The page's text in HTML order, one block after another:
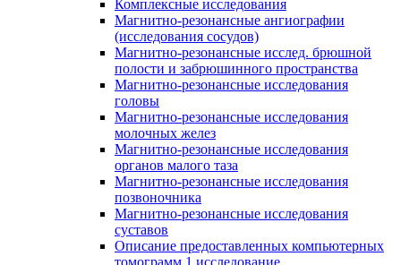
Комплексные исследования
Магнитно-резонансные ангиографии
(исследования сосудов)
Магнитно-резонансные исслед. брюшной
полости и забрюшинного пространства
Магнитно-резонансные исследования
головы
Магнитно-резонансные исследования
молочных желез
Магнитно-резонансные исследования
органов малого таза
Магнитно-резонансные исследования
позвоночника
Магнитно-резонансные исследования
суставов
Описание предоставленных компьютерных
томограмм 1 исследование